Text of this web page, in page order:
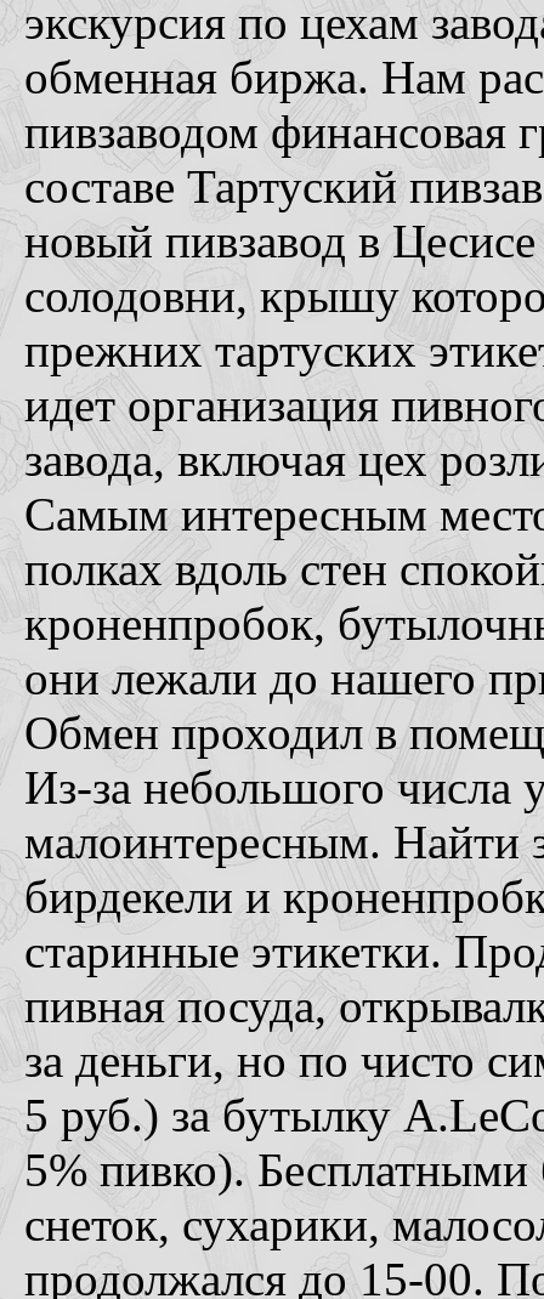
экскурсия по цехам
обменная биржа. Нам
пивзаводом финансовая
составе Тартуский
новый пивзавод в
солодовни, крышу
прежних тартуских
идет организация
завода, включая цех
Самым интересным
полках вдоль стен
кроненпробок,
они лежали до нашего
Обмен проходил в
Из-за небольшого числа
малоинтересным. Найти
бирдекели и
старинные этикетки.
пивная посуда,
за деньги, но по чисто
5 руб.) за бутылку
5% пивко). Бесплатными
снеток, сухарики,
продолжался до 15-00.